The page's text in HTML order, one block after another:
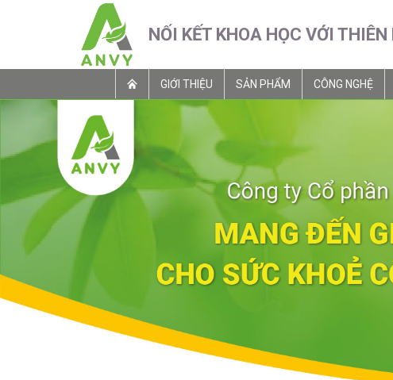
NỐI KẾT KHOA HỌC VỚI THIÊN
GIỚI THIỆU SẢN PHẨM CÔNG NGHỆ